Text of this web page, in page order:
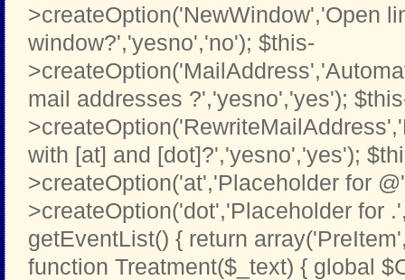
>createOption('NewWindow','Open
window?','yesno','no'); $this-
mail addresses ?','yesno','yes');
with [at] and [dot]?','yesno','yes');
>createOption('at','Placeholder for
>createOption('dot','Placeholder for
getEventList() { return
function Treatment($_text) { global